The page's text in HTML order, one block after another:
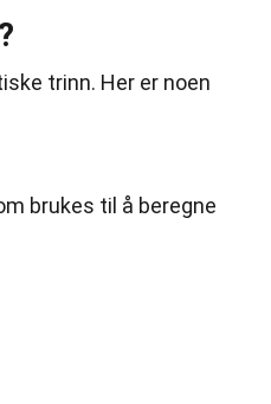
trinn. Her er noen
brukes til å beregne